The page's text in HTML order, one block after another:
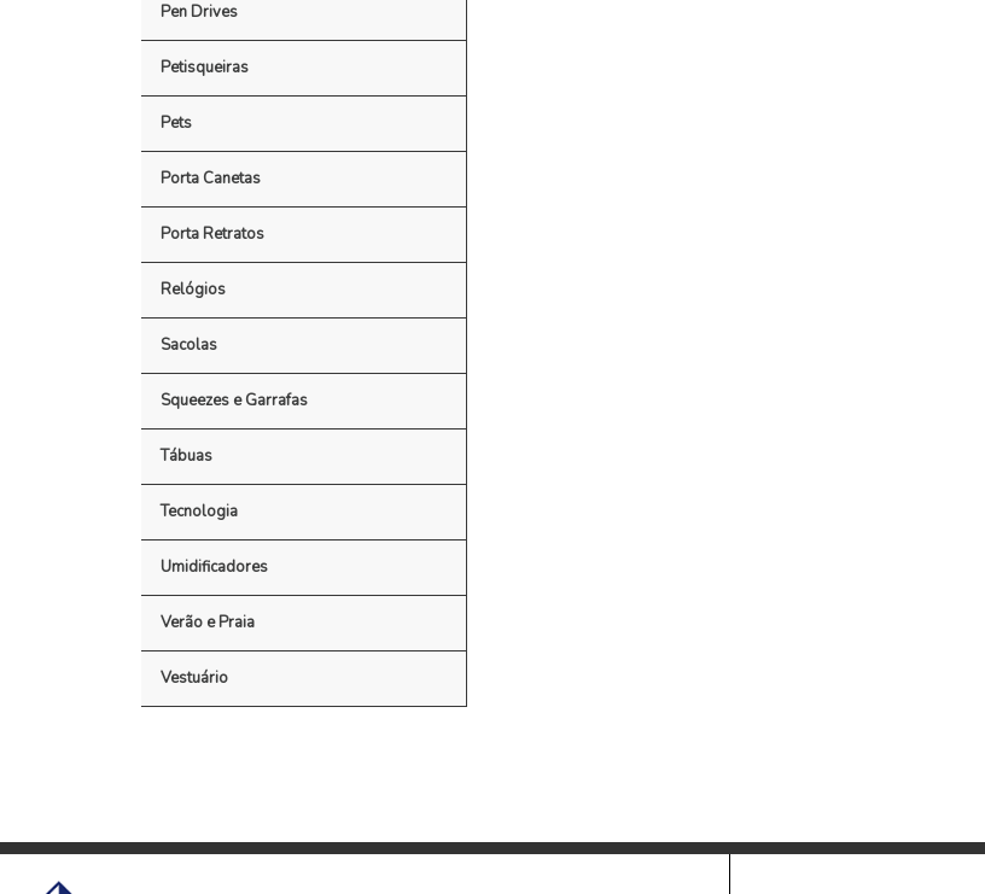
Pen Drives
Petisqueiras
Pets
Porta Canetas
Porta Retratos
Relógios
Sacolas
Squeezes e Garrafas
Tábuas
Tecnologia
Umidificadores
Verão e Praia
Vestuário